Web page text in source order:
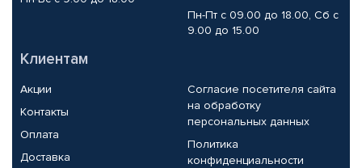
Пн-Пт с 09.00 до 18.00, Сб с
9.00 до 15.00
Клиентам
Акции
Контакты
Оплата
Доставка
Согласие посетителя сайта
на обработку
персональных данных
Политика
конфиденциальности